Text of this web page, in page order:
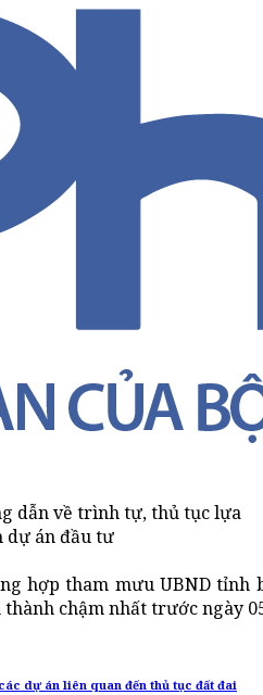
dẫn về trình tự, thủ tục lựa
dự án đầu tư
hợp tham mưu UBND tỉnh
chậm nhất trước ngày
dự án liên quan đến thủ tục đất đai